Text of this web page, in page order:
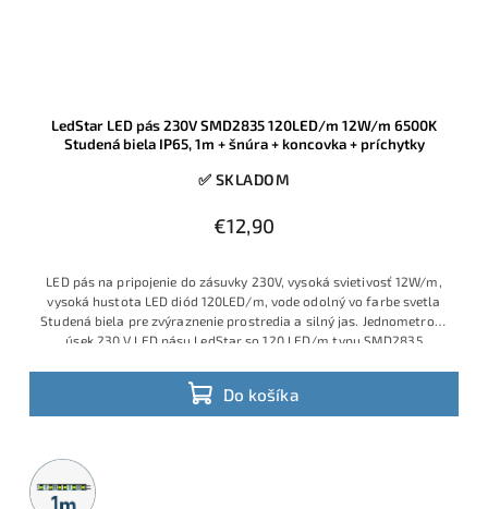
LedStar LED pás 230V SMD2835 120LED/m 12W/m 6500K
Studená biela IP65, 1m + šnúra + koncovka + príchytky
✅ SKLADOM
€12,90
Do košíka
LED pás na pripojenie do zásuvky 230V, vysoká svietivosť 12W/m,
vysoká hustota LED diód 120LED/m, vode odolný vo farbe svetla
Studená biela pre zvýraznenie prostredia a silný jas. Jednometrový
úsek 230 V LED pásu LedStar so 120 LED/m typu SMD2835
Metrážny
predaj